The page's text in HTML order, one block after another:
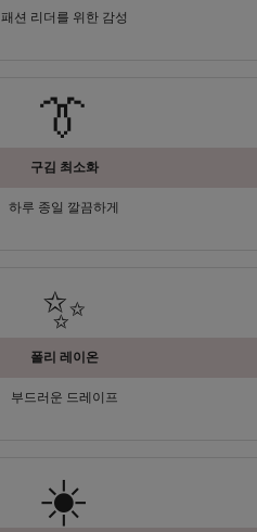
패션 리더를 위한 감성
👔
구김 최소화
하루 종일 깔끔하게
✨
폴리 레이온
부드러운 드레이프
☀️